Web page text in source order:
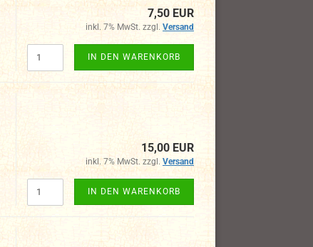
7,50 EUR
inkl. 7% MwSt. zzgl. Versand
IN DEN WARENKORB
15,00 EUR
inkl. 7% MwSt. zzgl. Versand
IN DEN WARENKORB